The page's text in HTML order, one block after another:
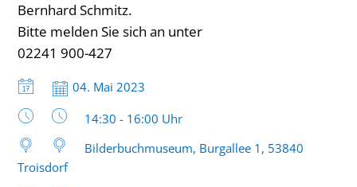
Bernhard Schmitz.
Bitte melden Sie sich an unter
02241 900-427
Datum:
04. Mai 2023
Uhrzeit:
14:30 - 16:00 Uhr
Bilderbuchmuseum, Burgallee 1, 53840
Troisdorf